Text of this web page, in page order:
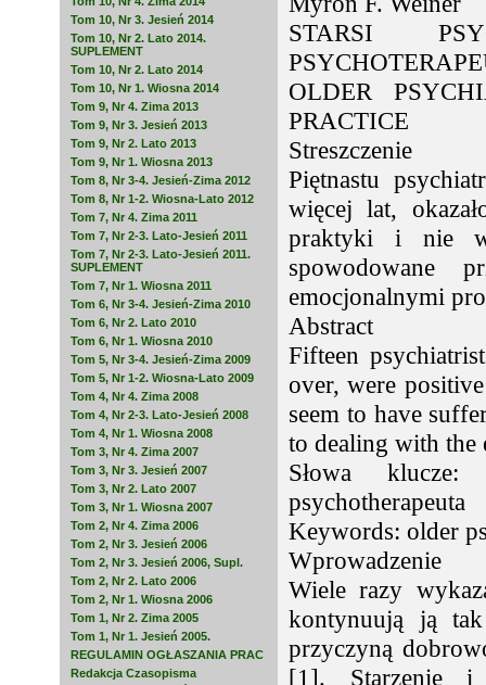
Tom 10, Nr 3. Jesień 2014
Tom 10, Nr 2. Lato 2014.
SUPLEMENT
Tom 10, Nr 2. Lato 2014
Tom 10, Nr 1. Wiosna 2014
Tom 9, Nr 4. Zima 2013
Tom 9, Nr 3. Jesień 2013
Tom 9, Nr 2. Lato 2013
Tom 9, Nr 1. Wiosna 2013
Tom 8, Nr 3-4. Jesień-Zima 2012
Tom 8, Nr 1-2. Wiosna-Lato 2012
Tom 7, Nr 4. Zima 2011
Tom 7, Nr 2-3. Lato-Jesień 2011
Tom 7, Nr 2-3. Lato-Jesień 2011.
SUPLEMENT
Tom 7, Nr 1. Wiosna 2011
Tom 6, Nr 3-4. Jesień-Zima 2010
Tom 6, Nr 2. Lato 2010
Tom 6, Nr 1. Wiosna 2010
Tom 5, Nr 3-4. Jesień-Zima 2009
Tom 5, Nr 1-2. Wiosna-Lato 2009
Tom 4, Nr 4. Zima 2008
Tom 4, Nr 2-3. Lato-Jesień 2008
Tom 4, Nr 1. Wiosna 2008
Tom 3, Nr 4. Zima 2007
Tom 3, Nr 3. Jesień 2007
Tom 3, Nr 2. Lato 2007
Tom 3, Nr 1. Wiosna 2007
Tom 2, Nr 4. Zima 2006
Tom 2, Nr 3. Jesień 2006
Tom 2, Nr 3. Jesień 2006, Supl.
Tom 2, Nr 2. Lato 2006
Tom 2, Nr 1. Wiosna 2006
Tom 1, Nr 2. Zima 2005
Tom 1, Nr 1. Jesień 2005.
REGULAMIN OGŁASZANIA PRAC
Redakcja Czasopisma
STARSI
OLDER
PRACTICE
Streszczenie
Piętnastu
więcej lat,
praktyki i nie
spowodowane
emocjonalnymi
Abstract
Fifteen
over, were
seem to have
to dealing with the
Słowa klucze:
psychotherapeuta
Keywords: older
Wprowadzenie
Wiele razy
kontynuują ją
przyczyną
[1]. Starzenie i